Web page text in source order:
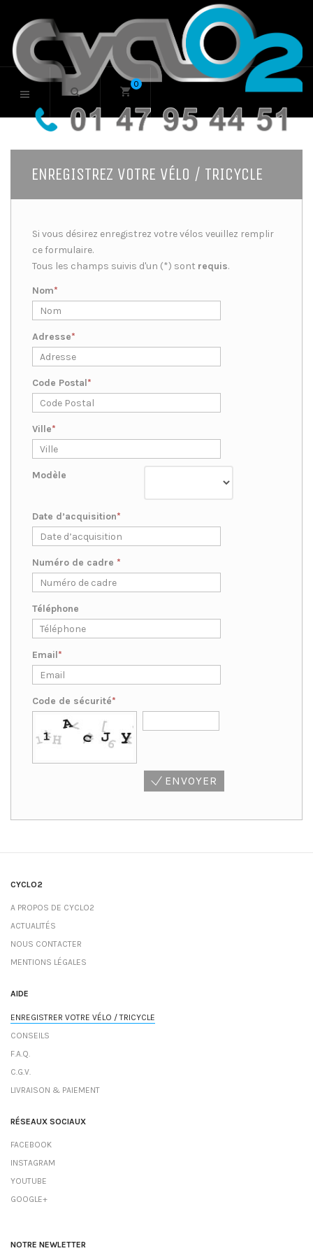
0
ENREGISTREZ VOTRE VÉLO / TRICYCLE
Si vous désirez enregistrez votre vélos veuillez remplir
ce formulaire.
Tous les champs suivis d'un (*) sont requis.
Nom
Adresse
Code Postal
Ville
Modèle
Date d’acquisition
Numéro de cadre
Téléphone
Email
Code de sécurité
ENVOYER
CYCLO2
A PROPOS DE CYCLO2
ACTUALITÉS
NOUS CONTACTER
MENTIONS LÉGALES
AIDE
ENREGISTRER VOTRE VÉLO / TRICYCLE
CONSEILS
F.A.Q.
C.G.V.
LIVRAISON & PAIEMENT
RÉSEAUX SOCIAUX
FACEBOOK
INSTAGRAM
YOUTUBE
GOOGLE+
NOTRE NEWLETTER